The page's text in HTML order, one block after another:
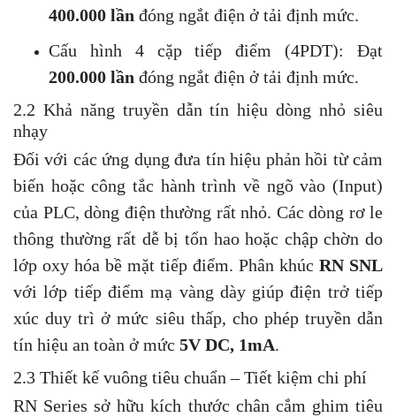
400.000 lần đóng ngắt điện ở tải định mức.
Cấu hình 4 cặp tiếp điểm (4PDT): Đạt
200.000 lần đóng ngắt điện ở tải định mức.
2.2 Khả năng truyền dẫn tín hiệu dòng nhỏ siêu
nhạy
Đối với các ứng dụng đưa tín hiệu phản hồi từ cảm
biến hoặc công tắc hành trình về ngõ vào (Input)
của PLC, dòng điện thường rất nhỏ. Các dòng rơ le
thông thường rất dễ bị tổn hao hoặc chập chờn do
lớp oxy hóa bề mặt tiếp điểm. Phân khúc RN SNL
với lớp tiếp điểm mạ vàng dày giúp điện trở tiếp
xúc duy trì ở mức siêu thấp, cho phép truyền dẫn
tín hiệu an toàn ở mức 5V DC, 1mA.
2.3 Thiết kế vuông tiêu chuẩn – Tiết kiệm chi phí
RN Series sở hữu kích thước chân cắm ghim tiêu